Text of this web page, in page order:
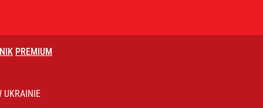
PREMIUM
roku?
UKRAINIE